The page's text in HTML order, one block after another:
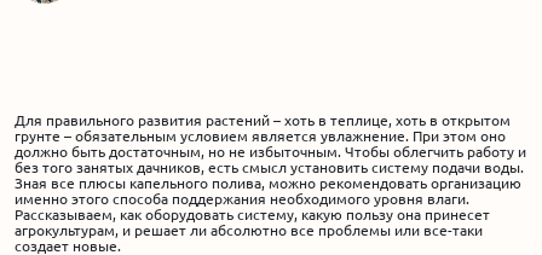
Акции
Производство
Для правильного развития растений – хоть в теплице, хоть в открытом
грунте – обязательным условием является увлажнение. При этом оно
должно быть достаточным, но не избыточным. Чтобы облегчить работу и
без того занятых дачников, есть смысл установить систему подачи воды.
Зная все плюсы капельного полива, можно рекомендовать организацию
именно этого способа поддержания необходимого уровня влаги.
Рассказываем, как оборудовать систему, какую пользу она принесет
агрокультурам, и решает ли абсолютно все проблемы или все-таки
создает новые.